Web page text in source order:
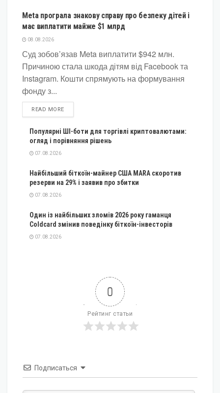
Meta програла знакову справу про безпеку дітей і
має виплатити майже $1 млрд
08.08.2026
Суд зобов’язав Meta виплатити $942 млн.
Причиною стала шкода дітям від Facebook та
Instagram. Кошти спрямують на формування
фонду з...
READ MOREDETAILS
Популярні ШІ-боти для торгівлі криптовалютами:
огляд і порівняння рішень
07.08.2026
Найбільший біткоїн-майнер США MARA скоротив
резерви на 29% і заявив про збитки
07.08.2026
Один із найбільших зломів 2026 року гаманця
Coldcard змінив поведінку біткоїн-інвесторів
07.08.2026
0
Рейтинг статьи
Подписаться